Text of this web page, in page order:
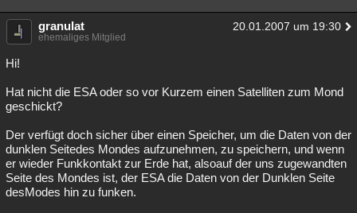
granulat 20.01.2007 um 19:30
ehemaliges Mitglied
Hi!
Hat nicht die ESA oder so vor Kurzem einen Satelliten zum Mond
geschickt?
Der verfügt doch sicher über einen Speicher, um die Daten von der
dunklen Seitedes Mondes aufzunehmen, zu speichern, und wenn
er wieder Funkkontakt zur Erde hat, alsoauf der uns zugewandten
Seite des Mondes ist, der ESA die Daten von der Dunklen Seite
desModes hin zu funken.